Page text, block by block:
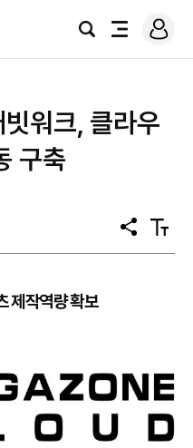
검
전
로
그
워크, 클라우
구축
공
유
텍
스
제작역량 확보